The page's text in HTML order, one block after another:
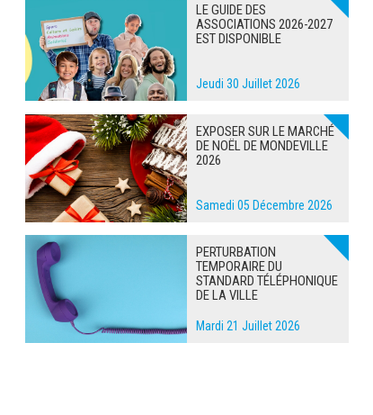
LE GUIDE DES
ASSOCIATIONS 2026-2027
EST DISPONIBLE
Jeudi 30 Juillet 2026
EXPOSER SUR LE MARCHÉ
DE NOËL DE MONDEVILLE
2026
Samedi 05 Décembre 2026
PERTURBATION
TEMPORAIRE DU
STANDARD TÉLÉPHONIQUE
DE LA VILLE
Mardi 21 Juillet 2026